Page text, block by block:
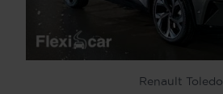
Renault Toledo